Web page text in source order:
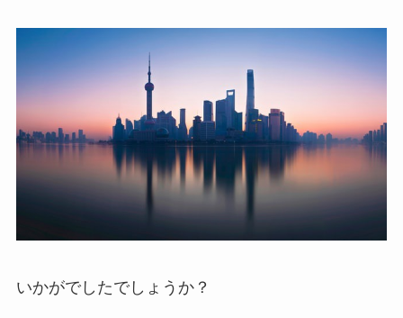
いかがでしたでしょうか？